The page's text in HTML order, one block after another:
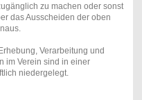
zu machen oder sonst
das Ausscheiden der oben
Verarbeitung und
im Verein sind in einer
niedergelegt.